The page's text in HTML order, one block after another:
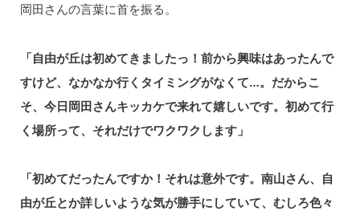
岡田さんの言葉に首を振る。
「自由が丘は初めてきましたっ！前から興味はあったんで
すけど、なかなか行くタイミングがなくて…。だからこ
そ、今日岡田さんキッカケで来れて嬉しいです。初めて行
く場所って、それだけでワクワクします」
「初めてだったんですか！それは意外です。南山さん、自
由が丘とか詳しいような気が勝手にしていて、むしろ色々